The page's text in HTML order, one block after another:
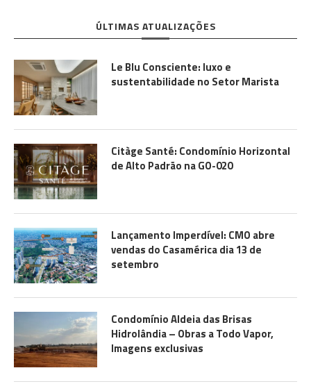
ÚLTIMAS ATUALIZAÇÕES
Le Blu Consciente: luxo e
sustentabilidade no Setor Marista
Citàge Santé: Condomínio Horizontal
de Alto Padrão na GO-020
Lançamento Imperdível: CMO abre
vendas do Casamérica dia 13 de
setembro
Condomínio Aldeia das Brisas
Hidrolândia – Obras a Todo Vapor,
Imagens exclusivas